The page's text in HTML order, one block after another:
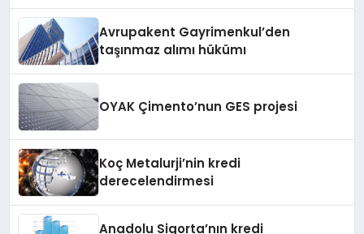
Avrupakent Gayrimenkul’den
taşınmaz alımı hükümı
OYAK Çimento’nun GES projesi
Koç Metalurji’nin kredi
derecelendirmesi
Anadolu Sigorta’nın kredi